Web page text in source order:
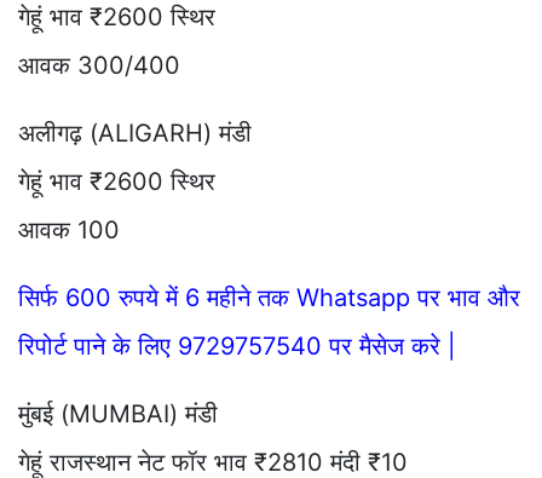
गेहूं भाव ₹2600 स्थिर
आवक 300/400
अलीगढ़ (ALIGARH) मंडी
गेहूं भाव ₹2600 स्थिर
आवक 100
सिर्फ 600 रुपये में 6 महीने तक Whatsapp पर भाव और
रिपोर्ट पाने के लिए 9729757540 पर मैसेज करे |
मुंबई (MUMBAI) मंडी
गेहूं राजस्थान नेट फॉर भाव ₹2810 मंदी ₹10